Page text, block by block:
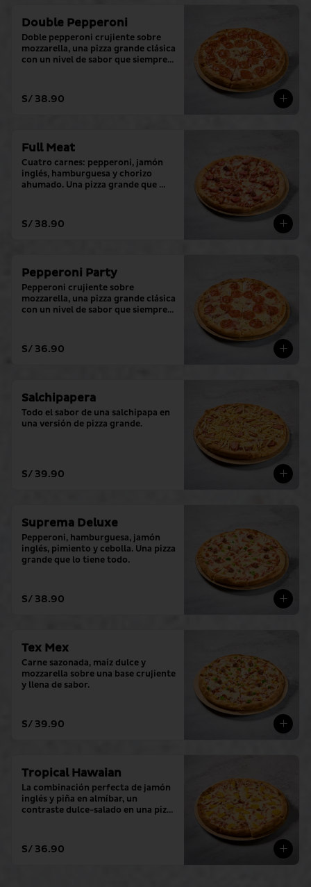
Double Pepperoni
Doble pepperoni crujiente sobre
mozzarella, una pizza grande clásica
con un nivel de sabor que siempre
S/ 38.90
Full Meat
Cuatro carnes: pepperoni, jamón
inglés, hamburguesa y chorizo ​​
ahumado. Una pizza grande que
S/ 38.90
Pepperoni Party
Pepperoni crujiente sobre
mozzarella, una pizza grande clásica
con un nivel de sabor que siempre
S/ 36.90
Salchipapera
Todo el sabor de una salchipapa en
una versión de pizza grande.
S/ 39.90
Suprema Deluxe
Pepperoni, hamburguesa, jamón
inglés, pimiento y cebolla. Una pizza
grande que lo tiene todo.
S/ 38.90
Tex Mex
Carne sazonada, maíz dulce y
mozzarella sobre una base crujiente
y llena de sabor.
S/ 39.90
Tropical Hawaian
La combinación perfecta de jamón
inglés y piña en almíbar, un
contraste dulce-salado en una pizza
S/ 36.90